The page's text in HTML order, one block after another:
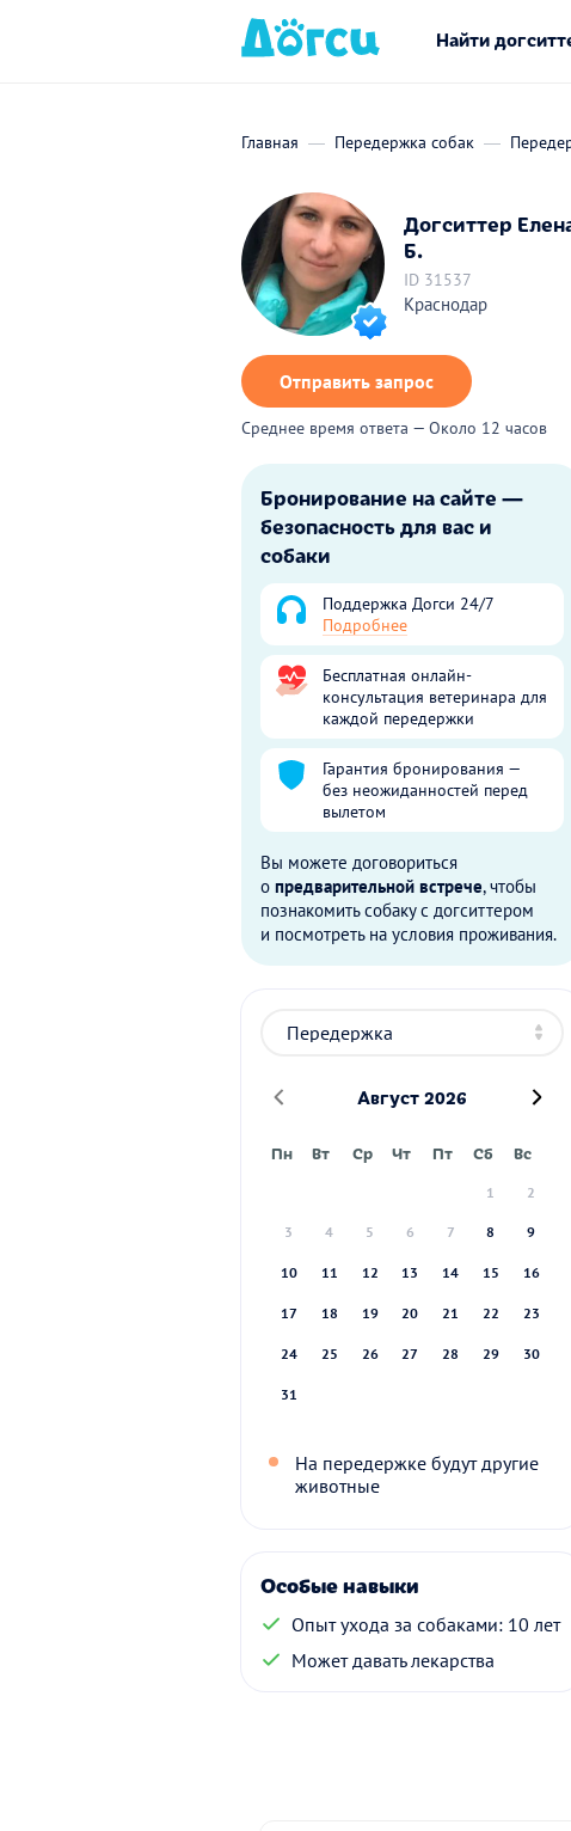
Найти
Главная Передержка собак
Догситтер
Б.
ID 31537
Краснодар
Отправить запрос
Среднее время ответа — Около 12 часов
Бронирование на сайте —
безопасность для вас и
собаки
Поддержка Догси 24/7
Подробнее
Бесплатная онлайн-
консультация ветеринара для
каждой передержки
Гарантия бронирования —
без неожиданностей перед
вылетом
Вы можете договориться
о предварительной встрече, чтобы
познакомить собаку с догситтером
и посмотреть на условия проживания.
Август 2026
Пн Вт Ср Чт Пт Сб Вс
1 2
3 4 5 6 7 8 9
10 11 12 13 14 15 16
17 18 19 20 21 22 23
24 25 26 27 28 29 30
31
На передержке будут другие
животные
Особые навыки
Опыт ухода за собаками: 10 лет
Может давать лекарства